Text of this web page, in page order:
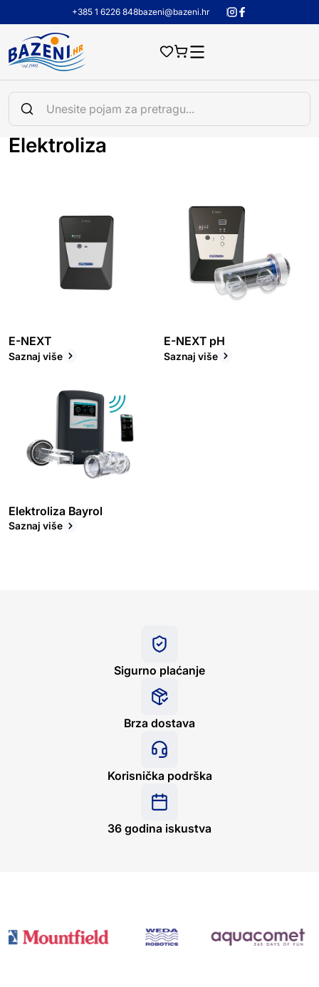
+385 1 6226 848bazeni@bazeni.hr
Elektroliza
E-NEXT
Saznaj više
E-NEXT pH
Saznaj više
Elektroliza Bayrol
Saznaj više
Sigurno plaćanje
Brza dostava
Korisnička podrška
36 godina iskustva